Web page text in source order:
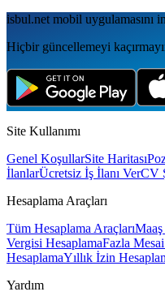
isbul.net mobil uygulamаsını
Hiçbir güncellemeyi
Site Kullanımı
Genel KoşullarSite Haritası
İlanlarÜcretsiz İş İlanı VerCV
Hesaplama Araçları
Tüm Hesaplama AraçlarıMaaş
Vergisi HesaplamaFazla
HesaplamaYıllık İzin
Yardım